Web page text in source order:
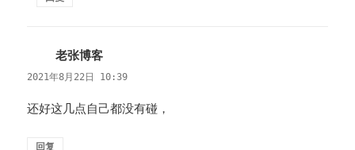
老张博客
道：
2021年8月22日 10:39
还好这几点自己都没有碰，
回复